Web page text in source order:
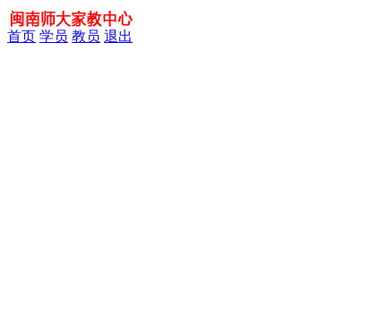
首页 学员 教员 退出